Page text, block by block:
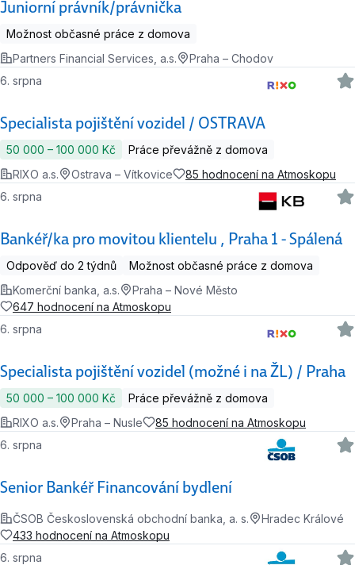
Juniorní právník/právnička
Možnost občasné práce z domova
Partners Financial Services, a.s.
Praha – Chodov
Specialista pojištění vozidel / OSTRAVA
6. srpna
50 000 ‍–‍ 100 000 Kč
Práce převážně z domova
RIXO a.s.
Ostrava – Vítkovice 85 hodnocení na Atmoskopu
Bankéř/ka pro movitou klientelu , Praha 1 - Spálená
6. srpna
Odpověď do 2 týdnů
Možnost občasné práce z domova
Komerční banka, a.s.
Praha – Nové Město
647 hodnocení na Atmoskopu
Specialista pojištění vozidel (možné i na ŽL) / Praha
6. srpna
50 000 ‍–‍ 100 000 Kč
Práce převážně z domova
RIXO a.s.
Praha – Nusle 85 hodnocení na Atmoskopu
Senior Bankéř Financování bydlení
6. srpna
ČSOB Československá obchodní banka, a. s.
Hradec Králové
433 hodnocení na Atmoskopu
6. srpna